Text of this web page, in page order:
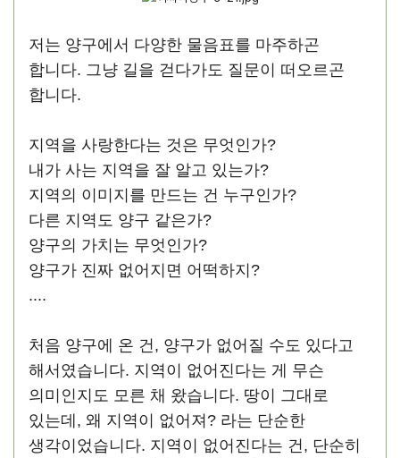
저는 양구에서 다양한 물음표를 마주하곤
합니다. 그냥 길을 걷다가도 질문이 떠오르곤
합니다.
지역을 사랑한다는 것은 무엇인가?
내가 사는 지역을 잘 알고 있는가?
지역의 이미지를 만드는 건 누구인가?
다른 지역도 양구 같은가?
양구의 가치는 무엇인가?
양구가 진짜 없어지면 어떡하지?
....
처음 양구에 온 건, 양구가 없어질 수도 있다고
해서였습니다. 지역이 없어진다는 게 무슨
의미인지도 모른 채 왔습니다. 땅이 그대로
있는데, 왜 지역이 없어져? 라는 단순한
생각이었습니다. 지역이 없어진다는 건, 단순히